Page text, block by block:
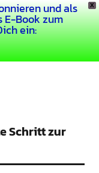
X
und als
E-Book zum
ein:
Schritt zur